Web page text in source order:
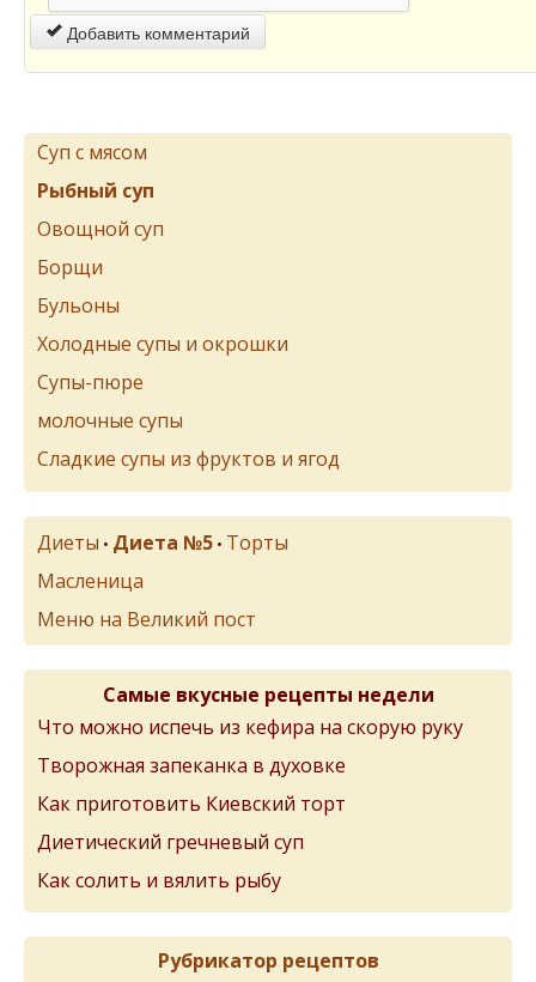
Добавить комментарий
Суп с мясом
Рыбный суп
Овощной суп
Борщи
Бульоны
Холодные супы и окрошки
Супы-пюре
молочные супы
Сладкие супы из фруктов и ягод
Диеты • Диета №5 • Торты
Масленица
Меню на Великий пост
Самые вкусные рецепты недели
Что можно испечь из кефира на скорую руку
Творожная запеканка в духовке
Как приготовить Киевский торт
Диетический гречневый суп
Как солить и вялить рыбу
Рубрикатор рецептов